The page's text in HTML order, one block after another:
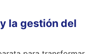
la gestión del